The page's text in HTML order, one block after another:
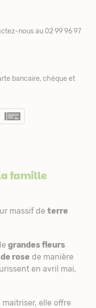
nous au 02 99 96 97
bancaire, chèque et
famille
massif de terre
grandes fleurs
rose de manière
en avril mai,
elle offre